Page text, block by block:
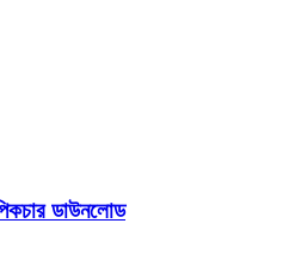
ডাউনলোড